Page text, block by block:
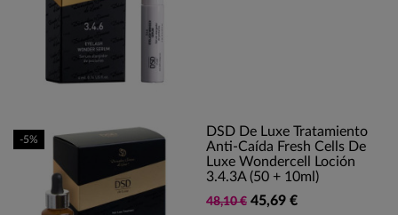
DSD De Luxe Tratamiento
Anti-Caída Fresh Cells De
Luxe Wondercell Loción
3.4.3A (50 + 10ml)
48,10 € 45,69 €
-5%